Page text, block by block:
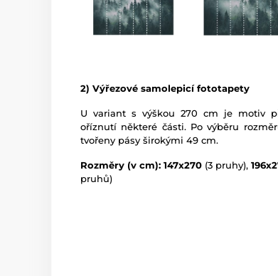
2) Výřezové samolepicí fototapety
U variant s výškou 270 cm je motiv
oříznutí některé části. Po výběru
tvořeny pásy širokými 49 cm.
Rozměry (v cm): 147x270 (3 pruhy),
pruhů)